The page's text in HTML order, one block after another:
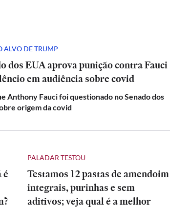
ALVO DE TRUMP
dos EUA aprova punição contra Fauci
em audiência sobre covid
Anthony Fauci foi questionado no Senado dos
origem da covid
é
PALADAR TESTOU
Testamos 12 pastas de amendoim
integrais, purinhas e sem
aditivos; veja qual é a melhor